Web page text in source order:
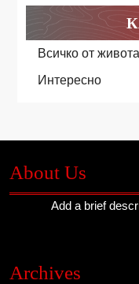
Всичко от живота
Интересно
About Us
Add a brief
Archives